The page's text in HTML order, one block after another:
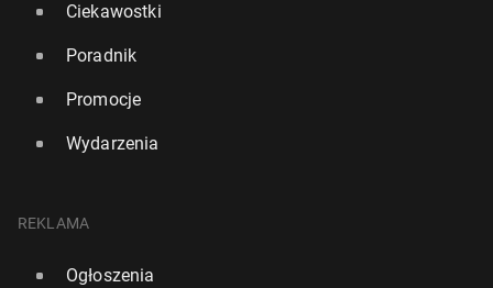
Ciekawostki
Poradnik
Promocje
Wydarzenia
REKLAMA
Ogłoszenia